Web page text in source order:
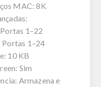
MAC: 8K
1–22
Portas 1–24
10 KB
Sim
Armazena e